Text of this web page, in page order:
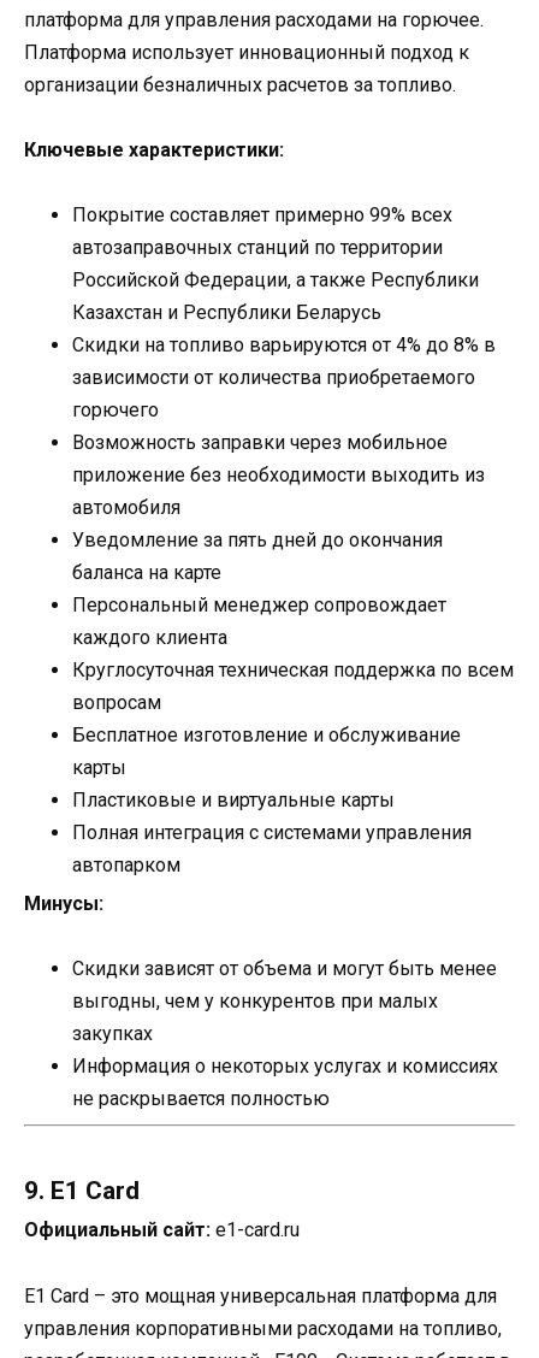
платформа для управления расходами на горючее.
Платформа использует инновационный подход к
организации безналичных расчетов за топливо.
Ключевые характеристики:
Покрытие составляет примерно 99% всех
автозаправочных станций по территории
Российской Федерации, а также Республики
Казахстан и Республики Беларусь
Скидки на топливо варьируются от 4% до 8% в
зависимости от количества приобретаемого
горючего
Возможность заправки через мобильное
приложение без необходимости выходить из
автомобиля
Уведомление за пять дней до окончания
баланса на карте
Персональный менеджер сопровождает
каждого клиента
Круглосуточная техническая поддержка по всем
вопросам
Бесплатное изготовление и обслуживание
карты
Пластиковые и виртуальные карты
Полная интеграция с системами управления
автопарком
Минусы:
Скидки зависят от объема и могут быть менее
выгодны, чем у конкурентов при малых
закупках
Информация о некоторых услугах и комиссиях
не раскрывается полностью
9. E1 Card
Официальный сайт: e1-card.ru
E1 Card – это мощная универсальная платформа для
управления корпоративными расходами на топливо,